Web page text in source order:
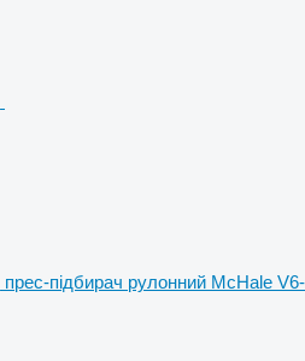
прес-підбирач рулонний McHale V6-